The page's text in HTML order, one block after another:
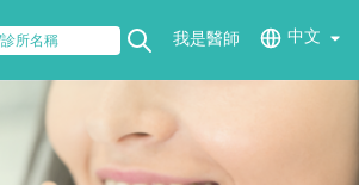
我是醫師 中文